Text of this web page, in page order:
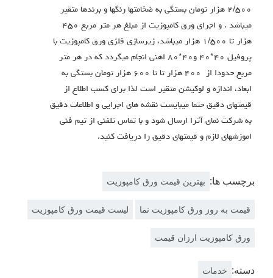
٢/٥٠٠ هزار تومان بستگي به ضخامتها رنگها و برندها متقير
ميباشد . و اجراي ورق كامپوزيت از مبلغ هر متر مربع ٤٥٠
هزار تا ١/٥٠٠ هزار ميباشد، زيرسازي فلزي ورق كامپوزيت با
پروفيل ٤٠*٤٠ و٤٠*٨٠ اهني انجام ميگردد كه در هر متر
مربع حدودا از ٤٠٠ هزار تا تا ٦٠٠ هزار تومان بستگي به
ابعاد، اندازه و لوكيشن متقير است لذا براي كسب اطلاع از
قيمتهاي دقيق حتما ميبايست نقشه هاي اجرايي و اطلاعات دقيق
به شركت نماي آترا ارسال شود و با تماس تلفني از تيم فني
اموزشهاي لازم و قيمتهاي دقيق را دريافت كنيد.
برچسب ها: بهترین قیمت ورق کامپوزیت
قیمت به روز ورق کامپوزیت نما لیست قیمت ورق کامپوزیت
ورق کامپوزیت ارزان قیمت
دسته: خدمات